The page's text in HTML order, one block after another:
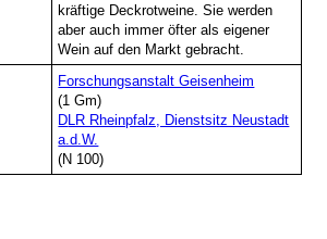
kräftige Deckrotweine. Sie werden
aber auch immer öfter als eigener
Wein auf den Markt gebracht.
Forschungsanstalt Geisenheim
(1 Gm)
DLR Rheinpfalz, Dienstsitz Neustadt
a.d.W.
(N 100)